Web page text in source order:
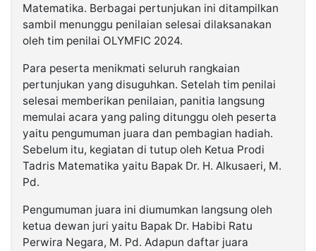
Matematika. Berbagai pertunjukan ini ditampilkan
sambil menunggu penilaian selesai dilaksanakan
oleh tim penilai OLYMFIC 2024.
Para peserta menikmati seluruh rangkaian
pertunjukan yang disuguhkan. Setelah tim penilai
selesai memberikan penilaian, panitia langsung
memulai acara yang paling ditunggu oleh peserta
yaitu pengumuman juara dan pembagian hadiah.
Sebelum itu, kegiatan di tutup oleh Ketua Prodi
Tadris Matematika yaitu Bapak Dr. H. Alkusaeri, M.
Pd.
Pengumuman juara ini diumumkan langsung oleh
ketua dewan juri yaitu Bapak Dr. Habibi Ratu
Perwira Negara, M. Pd. Adapun daftar juara